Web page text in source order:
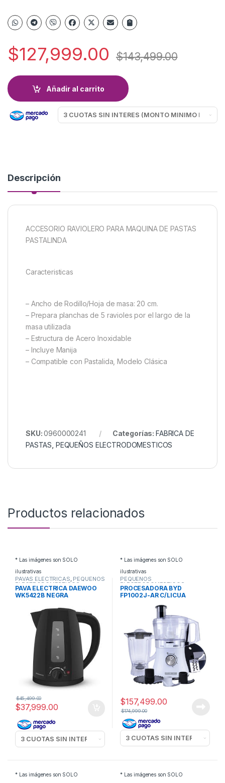
$127,999.00 $143,499.00
Añadir al carrito
Descripción
ACCESORIO RAVIOLERO PARA MAQUINA DE PASTAS
PASTALINDA
Caracteristicas
– Ancho de Rodillo/Hoja de masa: 20 cm.
– Prepara planchas de 5 ravioles por el largo de la
masa utilizada
– Estructura de Acero Inoxidable
– Incluye Manija
– Compatible con Pastalida, Modelo Clásica
SKU:0960000241 Categorías: FABRICA DE
PASTAS PEQUEÑOS ELECTRODOMESTICOS
Productos relacionados
* Las imágenes son SOLO
ilustrativas
PAVAS ELECTRICAS, PEQUEÑOS
ELECTRODOMESTICOS
PAVA ELECTRICA DAEWOO
WK5422B NEGRA
$37,999.00
$45,499.00
* Las imágenes son SOLO
ilustrativas
PEQUEÑOS
ELECTRODOMESTICOS
PROCESADORAS Y PICADORAS
PROCESADORA BYD
FP1002J-AR C/LICUA
$157,499.00
$174,999.00
* Las imágenes son SOLO
* Las imágenes son SOLO